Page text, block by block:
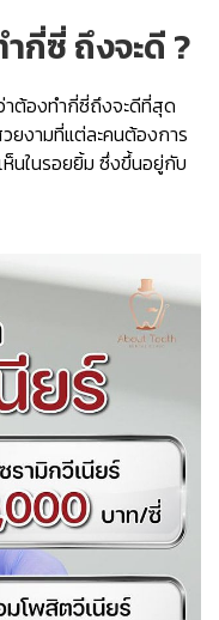
กี่ซี่ ถึงจะดี ?
าต้องทำกี่ซี่ถึงจะดีที่สุด
ยงามที่แต่ละคนต้องการ
ห็นในรอยยิ้ม ซึ่งขึ้นอยู่กับ